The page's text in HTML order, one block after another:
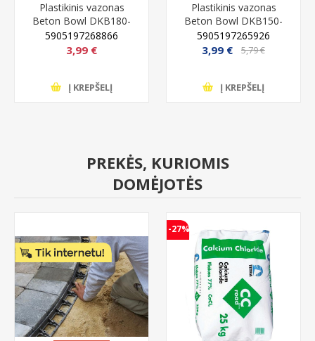
Plastikinis vazonas
Beton Bowl DKB180-
B411, juodos spalvos
5905197268866
3,99 €
Į KREPŠELĮ
Plastikinis vazonas
Beton Bowl DKB150-
422U, pilkos spalvos
5905197265926
3,99 € 5,79 €
Į KREPŠELĮ
PREKĖS, KURIOMIS
DOMĖJOTĖS
-27%